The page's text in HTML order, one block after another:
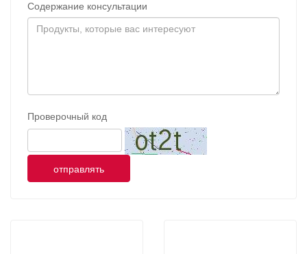
Содержание консультации
Проверочный код
отправлять